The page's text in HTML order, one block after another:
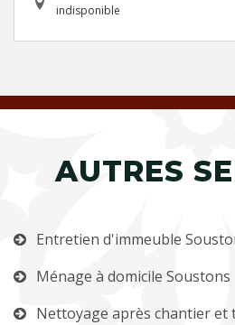
indisponible
AUTRES
Entretien d'immeuble
Ménage à domicile Soustons
Nettoyage après chantier et